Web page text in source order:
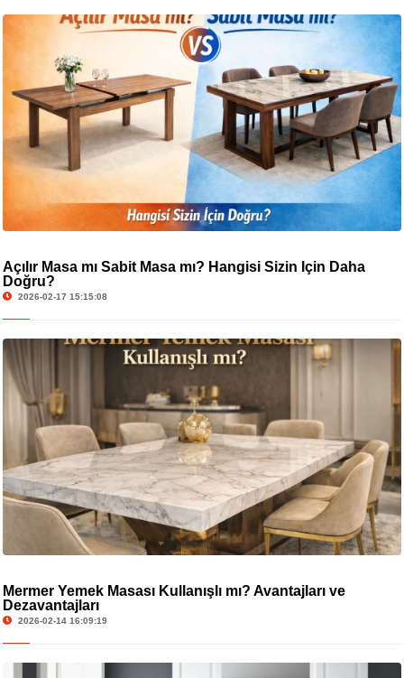
Açılır Masa mı Sabit Masa mı? Hangisi Sizin İçin Daha
Doğru?
2026-02-17 15:15:08
Mermer Yemek Masası Kullanışlı mı? Avantajları ve
Dezavantajları
2026-02-14 16:09:19